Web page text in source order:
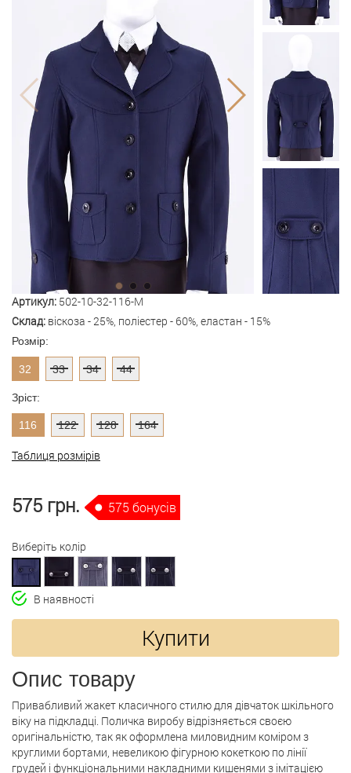
Артикул: 502-10-32-116-M
Склад: віскоза - 25%, поліестер - 60%, еластан - 15%
Розмір:
32 33 34 44
Зріст:
116 122 128 164
Таблиця розмірів
575 грн. 575 бонусів
Виберіть колір
В наявності
Купити
Опис товару
Привабливий жакет класичного стилю для дівчаток шкільного
віку на підкладці. Поличка виробу відрізняється своєю
оригінальністю, так як оформлена миловидним коміром з
круглими бортами, невеликою фігурною кокеткою по лінії
грудей і функціональними накладними кишенями з імітацією